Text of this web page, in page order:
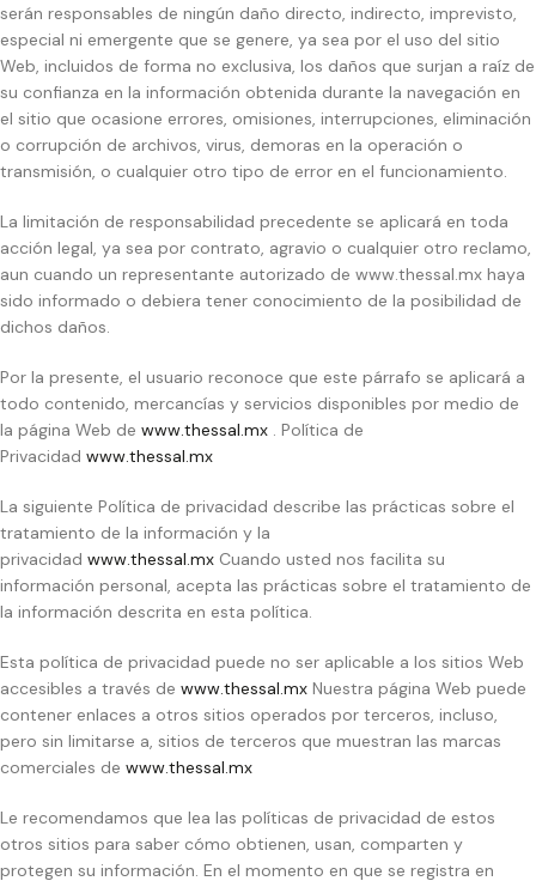
serán responsables de ningún daño directo, indirecto, imprevisto,
especial ni emergente que se genere, ya sea por el uso del sitio
Web, incluidos de forma no exclusiva, los daños que surjan a raíz de
su confianza en la información obtenida durante la navegación en
el sitio que ocasione errores, omisiones, interrupciones, eliminación
o corrupción de archivos, virus, demoras en la operación o
transmisión, o cualquier otro tipo de error en el funcionamiento.
La limitación de responsabilidad precedente se aplicará en toda
acción legal, ya sea por contrato, agravio o cualquier otro reclamo,
aun cuando un representante autorizado de www.thessal.mx haya
sido informado o debiera tener conocimiento de la posibilidad de
dichos daños.
Por la presente, el usuario reconoce que este párrafo se aplicará a
todo contenido, mercancías y servicios disponibles por medio de
la página Web de www.thessal.mx . Política de
Privacidad www.thessal.mx
La siguiente Política de privacidad describe las prácticas sobre el
tratamiento de la información y la
privacidad www.thessal.mx Cuando usted nos facilita su
información personal, acepta las prácticas sobre el tratamiento de
la información descrita en esta política.
Esta política de privacidad puede no ser aplicable a los sitios Web
accesibles a través de www.thessal.mx Nuestra página Web puede
contener enlaces a otros sitios operados por terceros, incluso,
pero sin limitarse a, sitios de terceros que muestran las marcas
comerciales de www.thessal.mx
Le recomendamos que lea las políticas de privacidad de estos
otros sitios para saber cómo obtienen, usan, comparten y
protegen su información. En el momento en que se registra en